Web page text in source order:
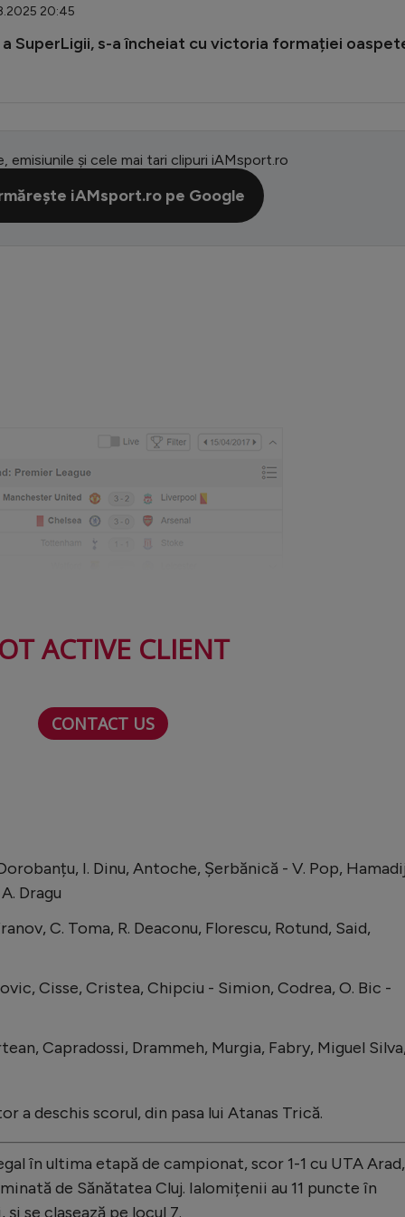
20:45
SuperLigii, s-a încheiat cu victoria formației
emisiunile și cele mai tari clipuri iAMsport.ro
iAMsport.ro pe Google
ACTIVE CLIENT
CONTACT US
I. Dinu, Antoche, Șerbănică - V. Pop,
Dragu
C. Toma, R. Deaconu, Florescu, Rotund, Said,
Cisse, Cristea, Chipciu - Simion, Codrea, O. Bic -
Capradossi, Drammeh, Murgia, Fabry, Miguel
a deschis scorul, din pasa lui Atanas Trică.
în ultima etapă de campionat, scor 1-1 cu UTA Arad,
de Sănătatea Cluj. Ialomițenii au 11 puncte în
se clasează pe locul 7.